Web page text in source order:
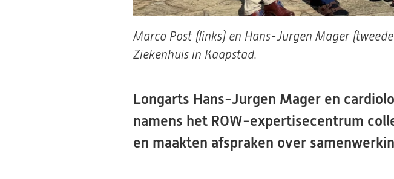
Marco Post (links) en Hans-Jurgen Mager
Ziekenhuis in Kaapstad.
Longarts Hans-Jurgen Mager en
namens het ROW-expertisecentrum
en maakten afspraken over